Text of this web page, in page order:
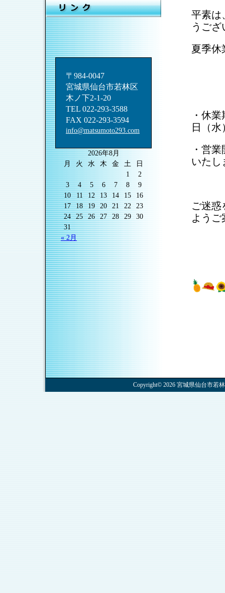
〒984-0047
宮城県仙台市若林区
木ノ下2-1-20
TEL 022-293-3588
FAX 022-293-3594
info@matsumoto293.com
2026年8月
月
火 水 木 金 土
日
1
2
3
4 5 6 7 8
9
10
11 12 13 14 15
16
17
18 19 20 21 22
23
24
25 26 27 28 29
30
31
« 2月
平素は
うござ
夏季休
・休
日（水
・営
いたし
ご迷惑
ようご
Copyright© 2026 宮城県仙台市若